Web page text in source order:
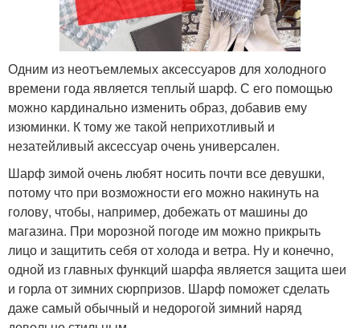
Одним из неотъемлемых аксессуаров для холодного
времени года является теплый шарф. С его помощью
можно кардинально изменить образ, добавив ему
изюминки. К тому же такой неприхотливый и
незатейливый аксессуар очень универсален.
Шарф зимой очень любят носить почти все девушки,
потому что при возможности его можно накинуть на
голову, чтобы, например, добежать от машины до
магазина. При морозной погоде им можно прикрыть
лицо и защитить себя от холода и ветра. Ну и конечно,
одной из главных функций шарфа является защита шеи
и горла от зимних сюрпризов. Шарф поможет сделать
даже самый обычный и недорогой зимний наряд